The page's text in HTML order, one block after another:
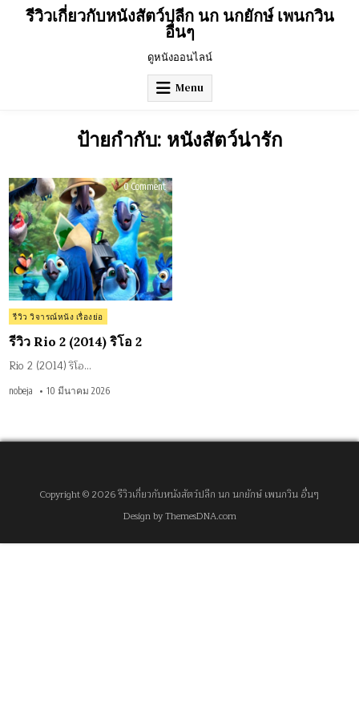
รีวิวเกี่ยวกับหนังสัตว์ปลีก นก นกยักษ์ เพนกวิน
อื่นๆ
ดูหนังออนไลน์
Menu
ป้ายกำกับ: หนังสัตว์น่ารัก
0 Commenton
รีวิว
Rio
2
(2014)
ริโอ
2
Posted
in
รีวิว วิจารณ์หนัง เรื่องย่อ
รีวิว Rio 2 (2014) ริโอ 2
Rio 2 (2014) ริโอ…
nobeja 10 มีนาคม 2026
Copyright © 2026 รีวิวเกี่ยวกับหนังสัตว์ปลีก นก นกยักษ์ เพนกวิน อื่นๆ
Design by ThemesDNA.com